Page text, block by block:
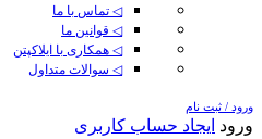
◁ تماس با ما
◁ قوانین ما
◁ همکاری با ایلاکپتن
◁ سوالات متداول
ورود / ثبت نام
ورود ایجاد حساب کاربری